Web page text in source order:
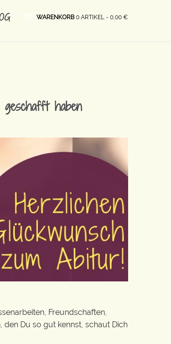
WARENKORB 0 ARTIKEL - 0,00 €
geschafft haben
Freundschaften,
Du so gut kennst, schaut Dich